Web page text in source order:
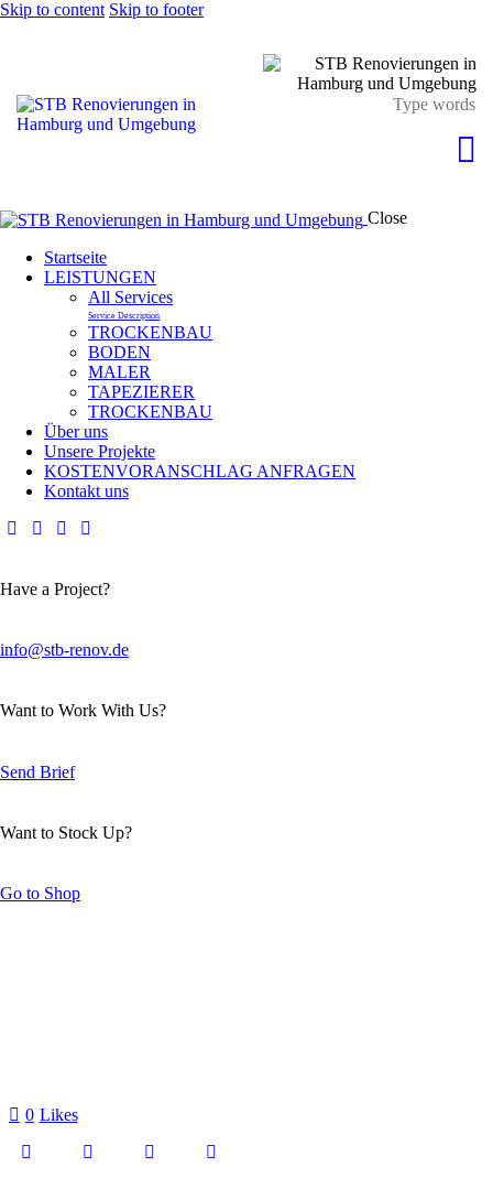
Skip to content Skip to footer
Close
Startseite
LEISTUNGEN
All Services
Service Description
TROCKENBAU
BODEN
MALER
TAPEZIERER
TROCKENBAU
Über uns
Unsere Projekte
KOSTENVORANSCHLAG ANFRAGEN
Kontakt uns
Have a Project?
info@stb-renov.de
Want to Work With Us?
Send Brief
Want to Stock Up?
Go to Shop
0 Likes